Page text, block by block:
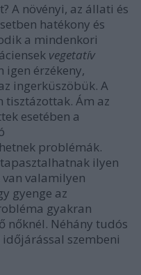
A növényi, az állati és
hatékony és
a mindenkori
vegetatív
igen érzékeny,
ingerküszöbük. A
tisztázottak. Ám az
esetében a
problémák.
ilyen
valamilyen
gyenge az
gyakran
nőknél. Néhány tudós
szembeni